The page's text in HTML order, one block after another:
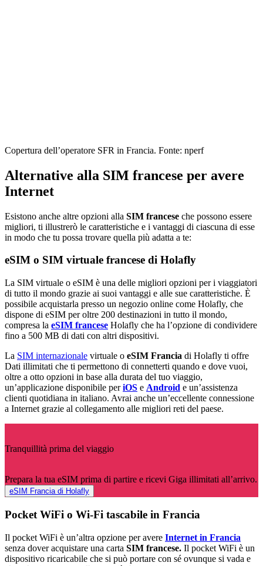
Copertura dell’operatore SFR in Francia. Fonte: nperf
Alternative alla SIM francese per avere
Internet
Esistono anche altre opzioni alla SIM francese che possono essere
migliori, ti illustrerò le caratteristiche e i vantaggi di ciascuna di esse
in modo che tu possa trovare quella più adatta a te:
eSIM o SIM virtuale francese di Holafly
La SIM virtuale o eSIM è una delle migliori opzioni per i viaggiatori
di tutto il mondo grazie ai suoi vantaggi e alle sue caratteristiche. È
possibile acquistarla presso un negozio online come Holafly, che
dispone di eSIM per oltre 200 destinazioni in tutto il mondo,
compresa la eSIM francese Holafly che ha l’opzione di condividere
fino a 500 MB di dati con altri dispositivi.
La SIM internazionale virtuale o eSIM Francia di Holafly ti offre
Dati illimitati che ti permettono di connetterti quando e dove vuoi,
oltre a otto opzioni in base alla durata del tuo viaggio,
un’applicazione disponibile periOS e Android e un’assistenza
clienti quotidiana in italiano. Avrai anche un’eccellente connessione
a Internet grazie al collegamento alle migliori reti del paese.
Tranquillità prima del viaggio
Prepara la tua eSIM prima di partire e ricevi Giga illimitati all’arrivo.
eSIM Francia di Holafly
Pocket WiFi o Wi-Fi tascabile in Francia
Il pocket WiFi è un’altra opzione per avere Internet in Francia
senza dover acquistare una carta SIM francese. Il pocket WiFi è un
dispositivo ricaricabile che si può portare con sé ovunque si vada e